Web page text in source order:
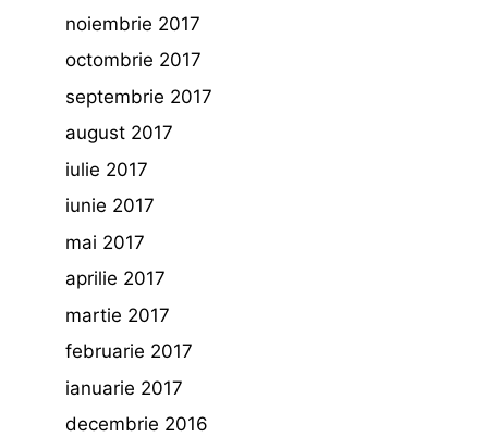
noiembrie 2017
octombrie 2017
septembrie 2017
august 2017
iulie 2017
iunie 2017
mai 2017
aprilie 2017
martie 2017
februarie 2017
ianuarie 2017
decembrie 2016